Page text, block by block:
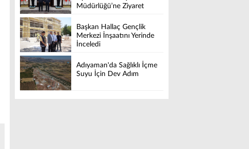
Müdürlüğü’ne Ziyaret
Başkan Hallaç Gençlik
Merkezi İnşaatını Yerinde
İnceledi
Adıyaman'da Sağlıklı İçme
Suyu İçin Dev Adım